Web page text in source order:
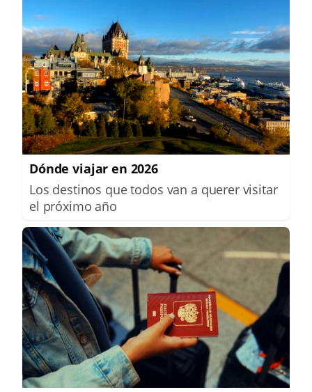
Dónde viajar en 2026
Los destinos que todos van a querer visitar
el próximo año